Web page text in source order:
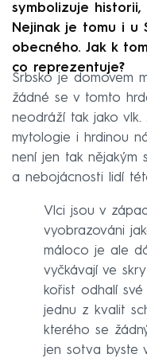
symbolizuje
Nejinak je tomu i u
obecného. Jak k
co reprezentuje?
Srbsko je domovem
žádné se v tomto
neodráží tak jako vlk.
mytologie i hrdinou
není jen tak nějakým
a nebojácnosti lidí
Vlci jsou v
vyobrazováni
máloco je ale
vyčkávají ve
kořist odhalí
jednu z kvalit
kterého se
jen sotva byste